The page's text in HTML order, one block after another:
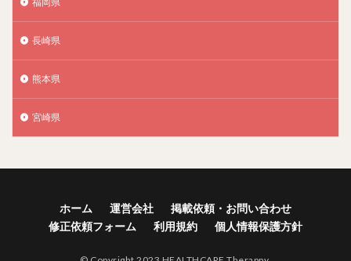
長崎県
熊本県
宮崎県
ホーム 運営会社
掲載依頼・お問い合わせ
修正依頼フォーム
利用規約 個人情報保護方針